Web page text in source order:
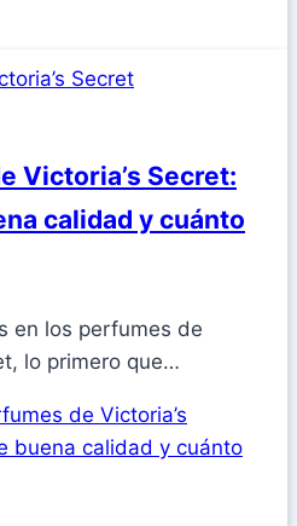
Victoria’s Secret:
calidad y cuánto
en los perfumes de
lo primero que…
de Victoria’s
buena calidad y cuánto